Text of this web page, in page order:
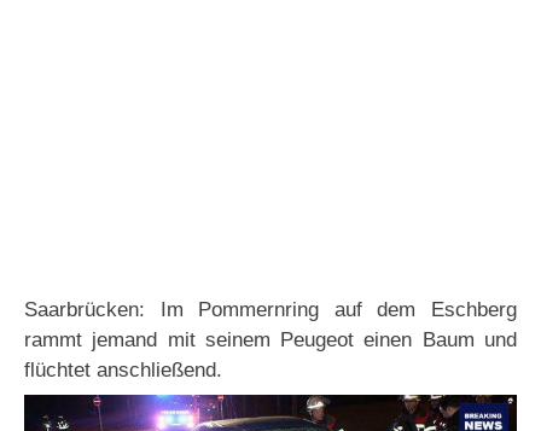
Saarbrücken: Im Pommernring auf dem Eschberg
rammt jemand mit seinem Peugeot einen Baum und
flüchtet anschließend.